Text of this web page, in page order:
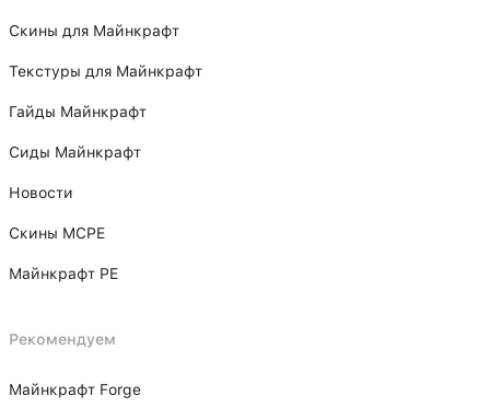
Скины для Майнкрафт
Текстуры для Майнкрафт
Гайды Майнкрафт
Сиды Майнкрафт
Новости
Скины MCPE
Майнкрафт PE
Рекомендуем
Майнкрафт Forge